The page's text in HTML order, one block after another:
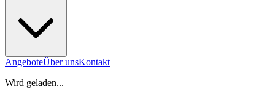
AngeboteÜber unsKontakt
Wird geladen...